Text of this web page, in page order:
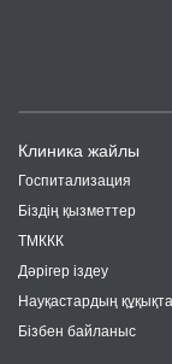
Клиника жайлы
Госпитализация
Біздің қызметтер
ТМККК
Дәрігер іздеу
Науқастардың
Бізбен байланыс